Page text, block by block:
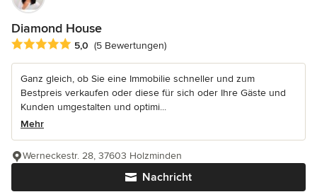
Diamond House
Durchschnittliche Bewertung: 5 von 5 Sternen
5,0 (5 Bewertungen)
Ganz gleich, ob Sie eine Immobilie schneller und zum
Bestpreis verkaufen oder diese für sich oder Ihre Gäste und
Kunden umgestalten und optimi...
Mehr
Nachricht
Werneckestr. 28, 37603 Holzminden